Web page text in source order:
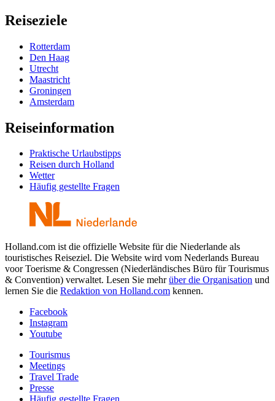
Reiseziele
Rotterdam
Den Haag
Utrecht
Maastricht
Groningen
Amsterdam
Reiseinformation
Praktische Urlaubstipps
Reisen durch Holland
Wetter
Häufig gestellte Fragen
Holland.com ist die offizielle Website für die Niederlande als
touristisches Reiseziel. Die Website wird vom Nederlands Bureau
voor Toerisme & Congressen (Niederländisches Büro für Tourismus
& Convention) verwaltet. Lesen Sie mehrüber die Organisation und
lernen Sie die Redaktion von Holland.com kennen.
Facebook
Instagram
Youtube
Tourismus
Meetings
Travel Trade
Presse